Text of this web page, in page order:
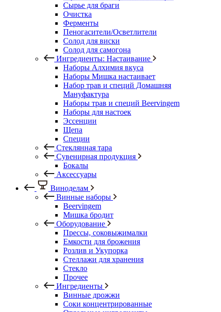
Сырье для браги
Очистка
Ферменты
Пеногасители/Осветлители
Солод для виски
Солод для самогона
Ингредиенты: Настаивание
Наборы Алхимия вкуса
Наборы Мишка настаивает
Набор трав и специй Домашняя
Мануфактура
Наборы трав и специй Beervingem
Наборы для настоек
Эссенции
Щепа
Специи
Стеклянная тара
Сувенирная продукция
Бокалы
Аксессуары
Виноделам
Винные наборы
Beervingem
Мишка бродит
Оборудование
Прессы, соковыжималки
Емкости для брожения
Розлив и Укупорка
Стеллажи для хранения
Стекло
Прочее
Ингредиенты
Винные дрожжи
Соки концентрированные